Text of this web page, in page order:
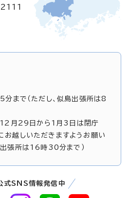
まで（ただし、似島出張所は8
12月29日から1月3日は閉庁
お越しいただきますようお願い
出張所は16時30分まで）
式SNS情報発信中